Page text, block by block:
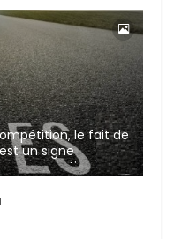
le fait de
un signe
de sanctions